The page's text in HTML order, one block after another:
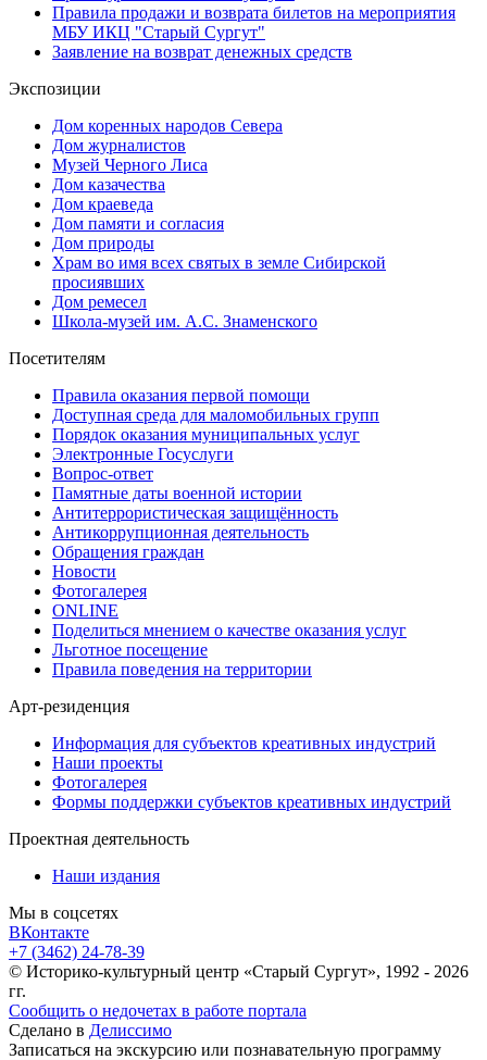
Правила продажи и возврата билетов на мероприятия
МБУ ИКЦ "Старый Сургут"
Заявление на возврат денежных средств
Экспозиции
Дом коренных народов Севера
Дом журналистов
Музей Черного Лиса
Дом казачества
Дом краеведа
Дом памяти и согласия
Дом природы
Храм во имя всех святых в земле Сибирской
просиявших
Дом ремесел
Школа-музей им. А.С. Знаменского
Посетителям
Правила оказания первой помощи
Доступная среда для маломобильных групп
Порядок оказания муниципальных услуг
Электронные Госуслуги
Вопрос-ответ
Памятные даты военной истории
Антитеррористическая защищённость
Антикоррупционная деятельность
Обращения граждан
Новости
Фотогалерея
ONLINE
Поделиться мнением о качестве оказания услуг
Льготное посещение
Правила поведения на территории
Арт-резиденция
Информация для субъектов креативных индустрий
Наши проекты
Фотогалерея
Формы поддержки субъектов креативных индустрий
Проектная деятельность
Наши издания
Мы в соцсетях
ВКонтакте
+7 (3462) 24-78-39
© Историко-культурный центр «Старый Сургут», 1992 - 2026
гг.
Сообщить о недочетах в работе портала
Сделано в Делиссимо
Записаться на экскурсию или познавательную программу